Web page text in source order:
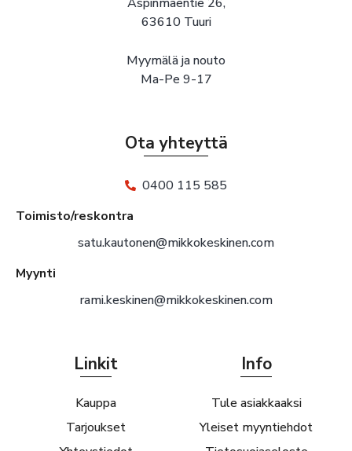
63610 Tuuri
Myymälä ja nouto
Ma-Pe 9-17
Ota yhteyttä
0400 115 585
Toimisto/reskontra
satu.kautonen@mikkokeskinen.com
Myynti
rami.keskinen@mikkokeskinen.com
Linkit
Kauppa
Tarjoukset
Info
Tule asiakkaaksi
Yleiset myyntiehdot